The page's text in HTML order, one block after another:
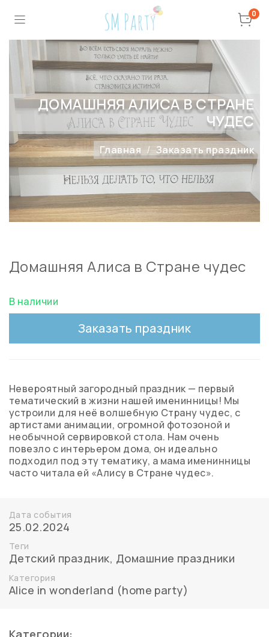
0
ДОМАШНЯЯ АЛИСА В СТРАНЕ
ЧУДЕС
Главная Заказать праздник
Домашняя Алиса в Стране чудес
В наличии
Заказать праздник
Невероятный загородный праздник — первый
тематический в жизни нашей именинницы! Мы
устроили для неё волшебную Страну чудес, с
артистами анимации, огромной фотозоной и
необычной сервировкой стола. Нам очень
повезло с интерьером дома, он идеально
подходил под эту тематику, а мама именинницы
часто читала ей «Алису в Стране чудес».
Дата события
25.02.2024
Теги
Детский праздник, Домашние праздники
Категория
Alice in wonderland (home party)
Категории: